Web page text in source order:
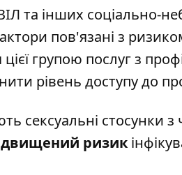
та інших соціально-
пов'язані з
групою послуг з
рівень доступу до
сексуальні стосунки
ризик